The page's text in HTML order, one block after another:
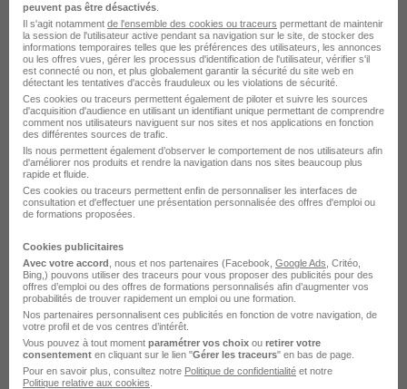
Voir l’offre
il y a 7 jours
Category Manager Tv - Vidéo - Stage
H/F
Carrefour
Massy - 91
Stagiaire Assistant Négociateur H/F
Carrefour
Salon-de-Provence - 13 Stage 6 mois
peuvent pas être désactivés
Il s'agit notamment de l'ensemble des cookies ou traceurs permettant de maintenir
la session de l'utilisateur active pendant sa navigation sur le site, de stocker des
informations temporaires telles que les préférences des utilisateurs, les annonces
ou les offres vues, gérer les processus d'identification de l'utilisateur, vérifier s'il
est connecté ou non, et plus globalement garantir la sécurité du site web en
détectant les tentatives d'accès frauduleux ou les violations de sécurité.
Ces cookies ou traceurs permettent également de piloter et suivre les sources
d'acquisition d'audience en utilisant un identifiant unique permettant de comprendre
comment nos utilisateurs naviguent sur nos sites et nos applications en fonction
des différentes sources de trafic.
Ils nous permettent également d’observer le comportement de nos utilisateurs afin
d'améliorer nos produits et rendre la navigation dans nos sites beaucoup plus
rapide et fluide.
Ces cookies ou traceurs permettent enfin de personnaliser les interfaces de
consultation et d'effectuer une présentation personnalisée des offres d'emploi ou
de formations proposées.
Cookies publicitaires
Avec votre accord , nous et nos partenaires (Facebook, Google Ads , Critéo,
Bing,) pouvons utiliser des traceurs pour vous proposer des publicités pour des
offres d’emploi ou des offres de formations personnalisés afin d’augmenter vos
probabilités de trouver rapidement un emploi ou une formation.
Nos partenaires personnalisent ces publicités en fonction de votre navigation, de
votre profil et de vos centres d’intérêt.
Vous pouvez à tout moment paramétrer vos choix ou retirer votre
consentement en cliquant sur le lien "Gérer les traceurs" en bas de page.
Pour en savoir plus, consultez notre Politique de confidentialité et notre
Politique relative aux cookies